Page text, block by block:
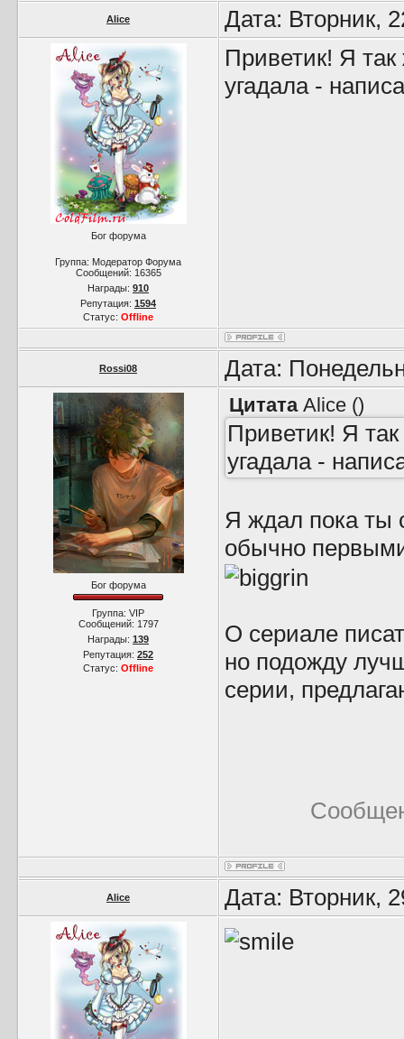
Alice Дата: Вторник,
Бог форума
Группа: Модератор Форума
Сообщений: 16365
Награды: 910
Репутация: 1594
Статус: Offline
Приветик! Я
угадала -
Rossi08 Дата:
Бог форума
Группа: VIP
Сообщений: 1797
Награды: 139
Репутация: 252
Статус: Offline
Цитата Alice ()
Приветик! Я
угадала -
Я ждал пока ты
обычно
О сериале
но подожду
серии,
Alice Дата: Вторник,